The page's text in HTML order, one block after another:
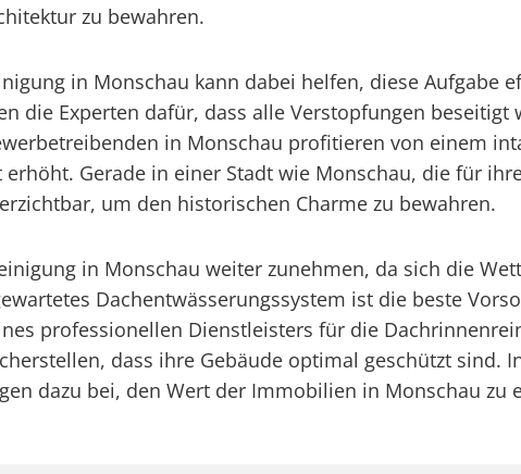
zu bewahren.
in Monschau kann dabei helfen, diese Aufgabe
die Experten dafür, dass alle Verstopfungen
in Monschau profitieren von einem
Gerade in einer Stadt wie Monschau, die für
um den historischen Charme zu bewahren.
in Monschau weiter zunehmen, da sich die
Dachentwässerungssystem ist die beste
professionellen Dienstleisters für die
dass ihre Gebäude optimal geschützt sind.
dazu bei, den Wert der Immobilien in Monschau zu